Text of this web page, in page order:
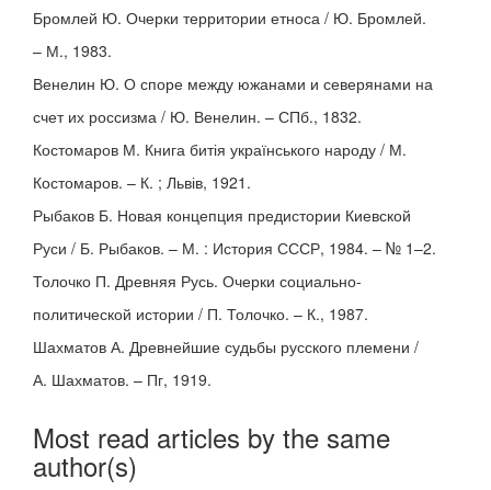
Бромлей Ю. Очерки территории етноса / Ю. Бромлей.
– М., 1983.
Венелин Ю. О споре между южанами и северянами на
счет их россизма / Ю. Венелин. – СПб., 1832.
Костомаров М. Книга битія українського народу / М.
Костомаров. – К. ; Львів, 1921.
Рыбаков Б. Новая концепция предистории Киевской
Руси / Б. Рыбаков. – М. : История СССР, 1984. – № 1–2.
Толочко П. Древняя Русь. Очерки социально-
политической истории / П. Толочко. – К., 1987.
Шахматов А. Древнейшие судьбы русского племени /
А. Шахматов. – Пг, 1919.
Most read articles by the same
author(s)